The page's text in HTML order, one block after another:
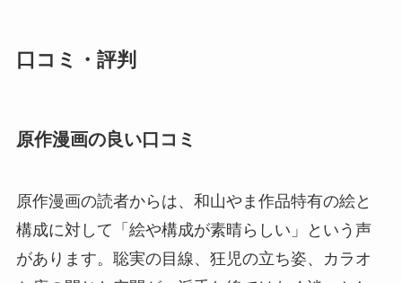
口コミ・評判
原作漫画の良い口コミ
原作漫画の読者からは、和山やま作品特有の絵と
構成に対して「絵や構成が素晴らしい」という声
があります。聡実の目線、狂児の立ち姿、カラオ